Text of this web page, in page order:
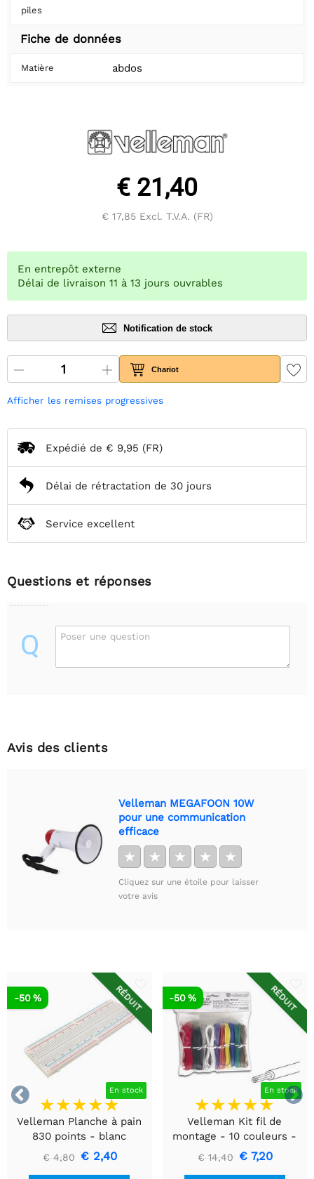
piles
Fiche de données
Matière abdos
€ 21,40
€ 17,85Excl. T.V.A. (FR)
En entrepôt externe
Délai de livraison 11 à 13 jours ouvrables
Notification de stock
Chariot
Afficher les remises progressives
Expédié de € 9,95 (FR)
Délai de rétractation de 30 jours
Service excellent
Questions et réponses
Q Poser une question
Avis des clients
Velleman MEGAFOON 10W
pour une communication
efficace
★ ★ ★ ★ ★
Cliquez sur une étoile pour laisser
votre avis


RÉDUIT
En stock
-50 %
Velleman Planche à pain
830 points - blanc
€ 4,80 € 2,40
RÉDUIT
En stock
-50 %
Velleman Kit fil de
montage - 10 couleurs -
60m - multiconducteur
€ 14,40 € 7,20